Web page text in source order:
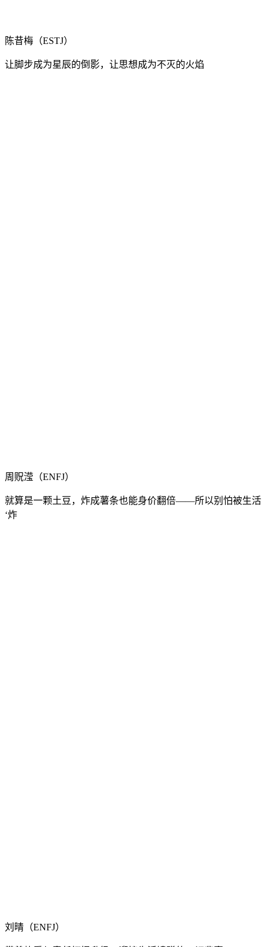
陈昔梅（ESTJ）
让脚步成为星辰的倒影，让思想成为不灭的火焰
周贶滢（ENFJ）
就算是一颗土豆，炸成薯条也能身价翻倍——所以别怕被生活
‘炸
刘晴（ENFJ）